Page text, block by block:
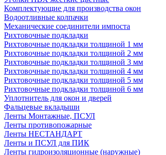
Комплектующие для производства окон
Водоотливные колпачки
Механические соединители импоста
Рихтовочные подкладки
Рихтовочные подкладки толщиной 1 мм
Рихтовочные подкладки толщиной 2 мм
Рихтовочные подкладки толщиной 3 мм
Рихтовочные подкладки толщиной 4 мм
Рихтовочные подкладки толщиной 5 мм
Рихтовочные подкладки толщиной 6 мм
Уплотнитель для окон и дверей
Фальцевые вкладыши
Ленты Монтажные, ПСУЛ
Ленты противопожарные
Ленты НЕСТАНДАРТ
Ленты и ПСУЛ для ПИК
Ленты гидроизоляционные (наружные)